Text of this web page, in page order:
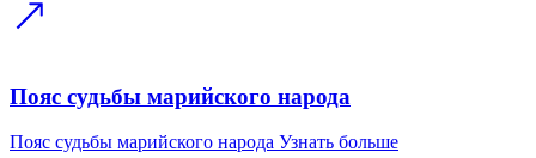
Пояс судьбы марийского народа
Пояс судьбы марийского народа Узнать больше